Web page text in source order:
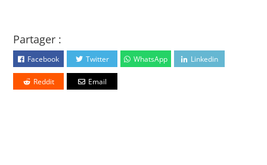
Partager :
Facebook Twitter WhatsApp Linkedin
Reddit Email